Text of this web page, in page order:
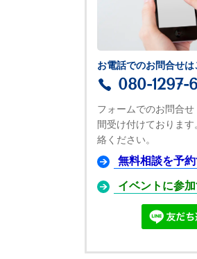
お電話でのお問合せは
080-1297-
フォームでのお問合
間受け付けておりま
絡ください。
無料相談を予
イベントに参